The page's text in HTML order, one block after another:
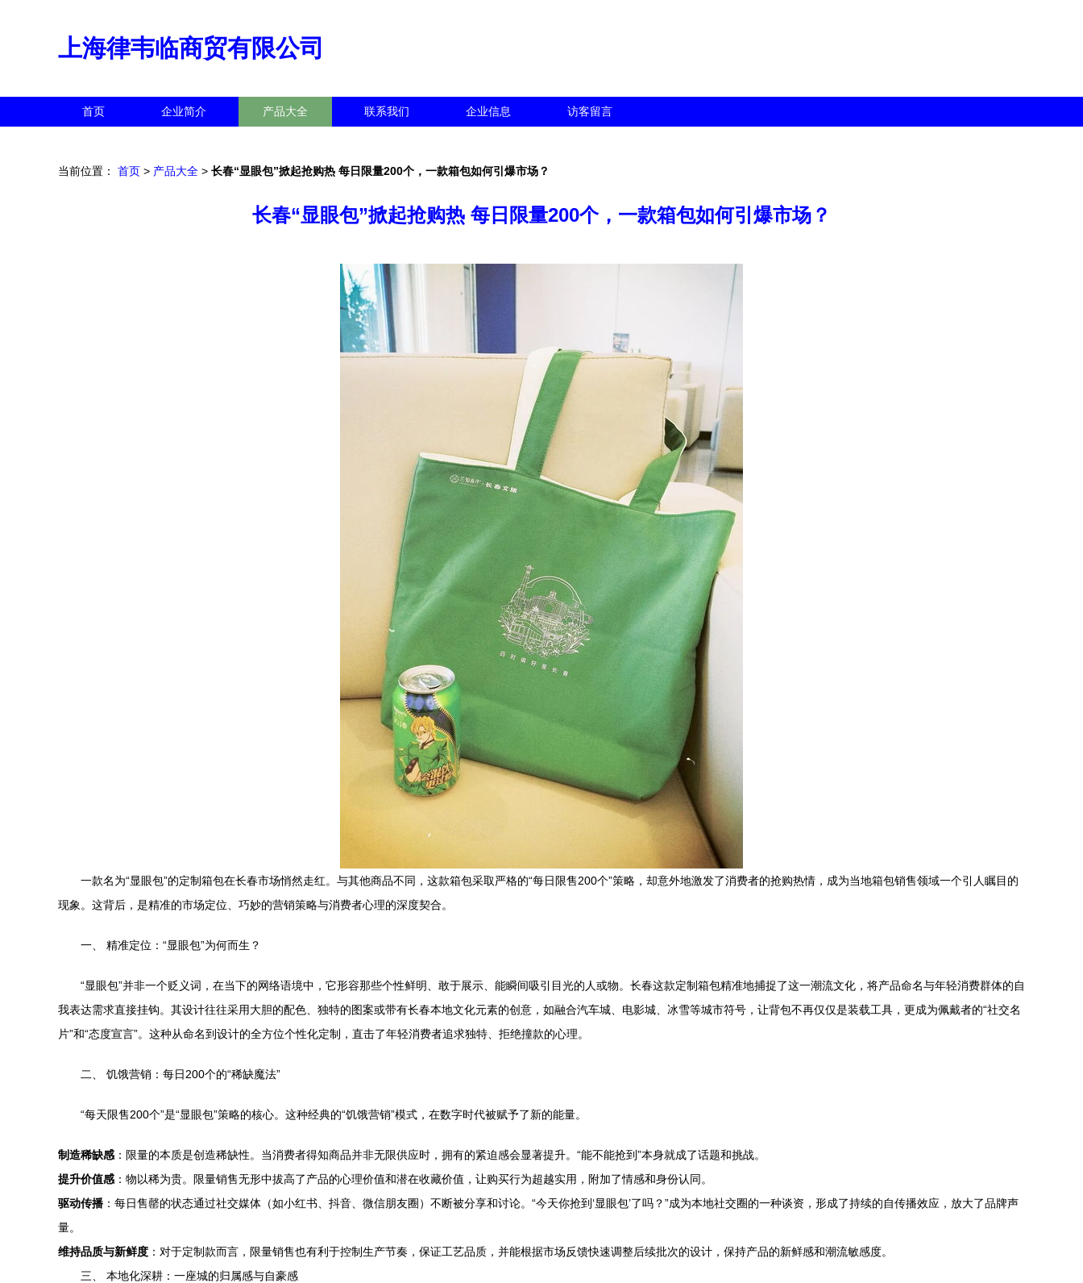
上海律韦临商贸有限公司
首页 企业简介 产品大全 联系我们 企业信息 访客留言
当前位置： 首页 > 产品大全 > 长春“显眼包”掀起抢购热 每日限量200个，一款箱包如何引爆市场？
长春“显眼包”掀起抢购热 每日限量200个，一款箱包如何引爆市场？
一款名为“显眼包”的定制箱包在长春市场悄然走红。与其他商品不同，这款箱包采取严格的“每日限售200个”策略，却意外地激发了消费者的抢购热情，成为当地箱包销售领域一个引人瞩目的
现象。这背后，是精准的市场定位、巧妙的营销策略与消费者心理的深度契合。
一、 精准定位：“显眼包”为何而生？
“显眼包”并非一个贬义词，在当下的网络语境中，它形容那些个性鲜明、敢于展示、能瞬间吸引目光的人或物。长春这款定制箱包精准地捕捉了这一潮流文化，将产品命名与年轻消费群体的自
我表达需求直接挂钩。其设计往往采用大胆的配色、独特的图案或带有长春本地文化元素的创意，如融合汽车城、电影城、冰雪等城市符号，让背包不再仅仅是装载工具，更成为佩戴者的“社交名
片”和“态度宣言”。这种从命名到设计的全方位个性化定制，直击了年轻消费者追求独特、拒绝撞款的心理。
二、 饥饿营销：每日200个的“稀缺魔法”
“每天限售200个”是“显眼包”策略的核心。这种经典的“饥饿营销”模式，在数字时代被赋予了新的能量。
制造稀缺感 ：限量的本质是创造稀缺性。当消费者得知商品并非无限供应时，拥有的紧迫感会显著提升。“能不能抢到”本身就成了话题和挑战。
提升价值感 ：物以稀为贵。限量销售无形中拔高了产品的心理价值和潜在收藏价值，让购买行为超越实用，附加了情感和身份认同。
驱动传播 ：每日售罄的状态通过社交媒体（如小红书、抖音、微信朋友圈）不断被分享和讨论。“今天你抢到‘显眼包’了吗？”成为本地社交圈的一种谈资，形成了持续的自传播效应，放大了品牌声
量。
维持品质与新鲜度 ：对于定制款而言，限量销售也有利于控制生产节奏，保证工艺品质，并能根据市场反馈快速调整后续批次的设计，保持产品的新鲜感和潮流敏感度。
三、 本地化深耕：一座城的归属感与自豪感